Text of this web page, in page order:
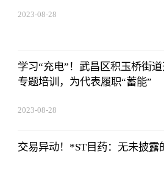
2023-08-28
学习“充电”！武昌区积玉桥街
专题培训，为代表履职“蓄能”
2023-08-28
交易异动！*ST目药：无未披露